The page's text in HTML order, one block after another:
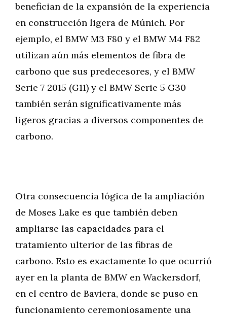
benefician de la expansión de la experiencia
en construcción ligera de Múnich. Por
ejemplo, el BMW M3 F80 y el BMW M4 F82
utilizan aún más elementos de fibra de
carbono que sus predecesores, y el BMW
Serie 7 2015 (G11) y el BMW Serie 5 G30
también serán significativamente más
ligeros gracias a diversos componentes de
carbono.
Otra consecuencia lógica de la ampliación
de Moses Lake es que también deben
ampliarse las capacidades para el
tratamiento ulterior de las fibras de
carbono. Esto es exactamente lo que ocurrió
ayer en la planta de BMW en Wackersdorf,
en el centro de Baviera, donde se puso en
funcionamiento ceremoniosamente una